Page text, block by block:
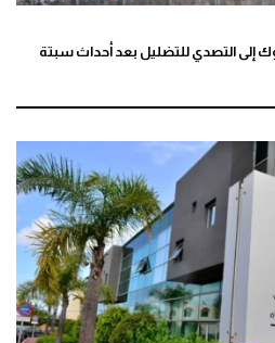
إلى التصدي للتضليل بعد أحداث سبتة